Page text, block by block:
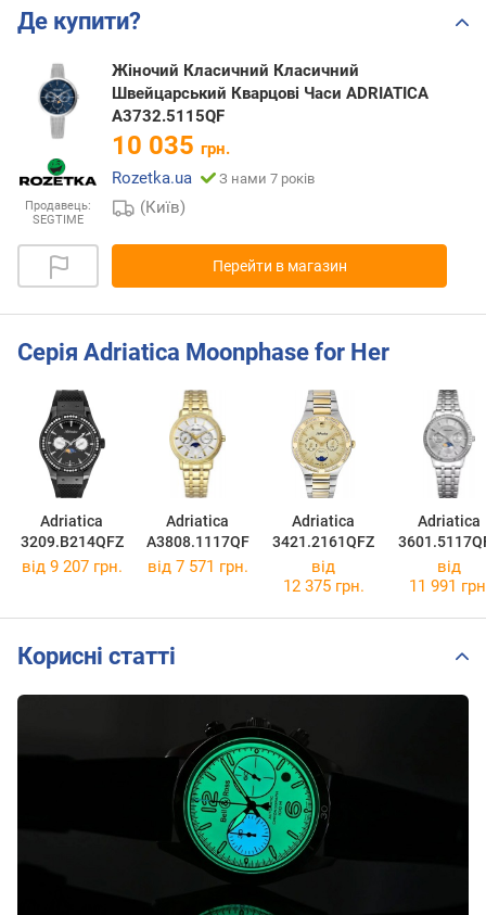
Де купити?
Продавець:
SEGTIME
Жіночий Класичний Класичний
Швейцарський Кварцові Часи ADRIATICA
A3732.5115QF
10 035 грн.
Rozetka.ua
З нами 7 років
(Київ)
Перейти в магазин
Серія Adriatica Moonphase for Her
Adriatica
3209.B214QFZ
Adriatica
A3808.1117QF
Adriatica
3421.2161QFZ
Adriatica
від 9 207 грн. від 7 571 грн.
від
12 375 грн.
від
11 991
Корисні статті